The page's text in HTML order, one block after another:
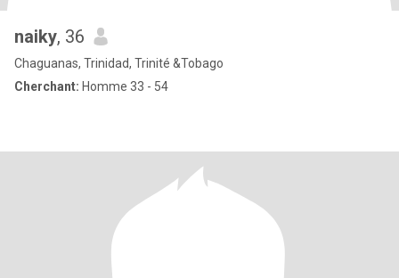
naiky, 36
Chaguanas, Trinidad, Trinité &Tobago
Cherchant: Homme 33 - 54